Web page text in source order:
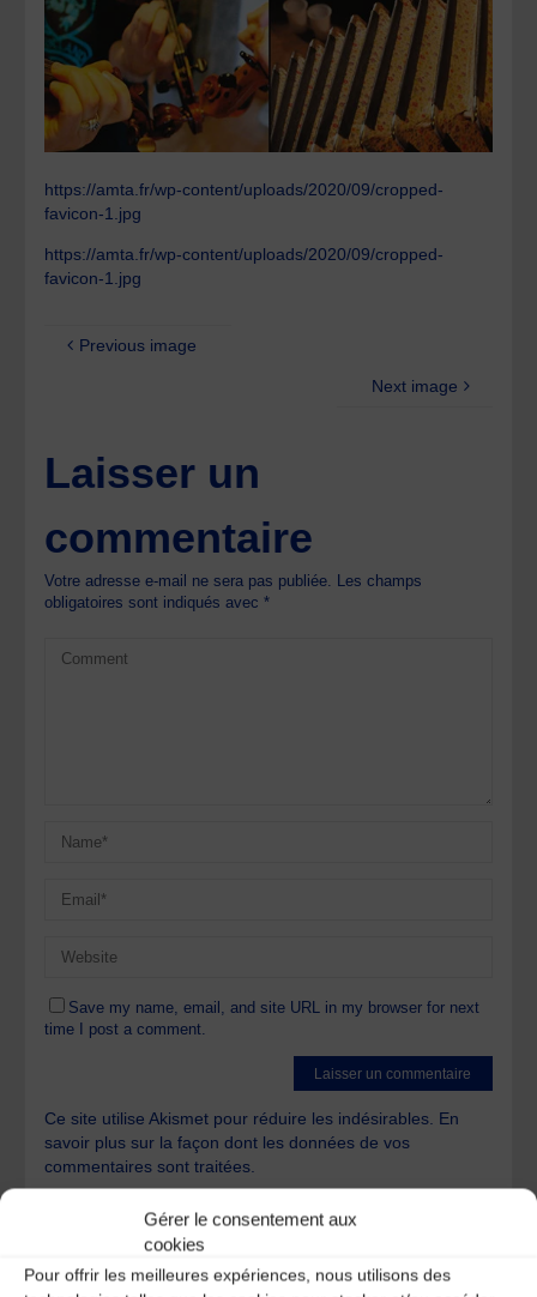
Gérer le consentement aux
cookies
Pour offrir les meilleures expériences, nous utilisons des
https://amta.fr/wp-content/uploads/2020/09/cropped-
favicon-1.jpg
https://amta.fr/wp-content/uploads/2020/09/cropped-
favicon-1.jpg
Previous image
Next image
Laisser un
commentaire
Votre adresse e-mail ne sera pas publiée. Les champs
obligatoires sont indiqués avec*
Save my name, email, and site URL in my browser for next
time I post a comment.
Ce site utilise Akismet pour réduire les indésirables. En
savoir plus sur la façon dont les données de vos
commentaires sont traitées.